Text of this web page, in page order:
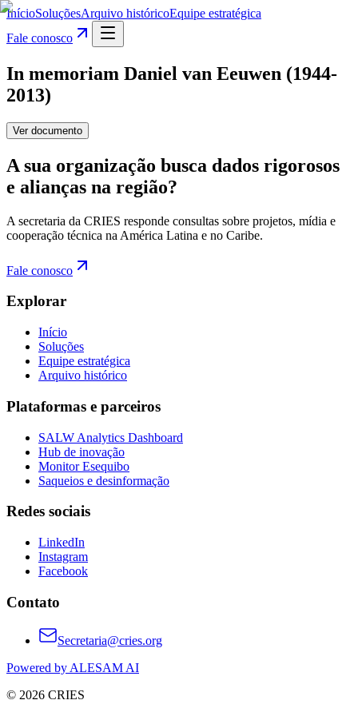
InícioSoluçõesArquivo históricoEquipe estratégica
Fale conosco
In memoriam Daniel van Eeuwen (1944-
2013)
Ver documento
A sua organização busca dados rigorosos
e alianças na região?
A secretaria da CRIES responde consultas sobre projetos, mídia e
cooperação técnica na América Latina e no Caribe.
Fale conosco
Explorar
Início
Soluções
Equipe estratégica
Arquivo histórico
Plataformas e parceiros
SALW Analytics Dashboard
Hub de inovação
Monitor Esequibo
Saqueios e desinformação
Redes sociais
LinkedIn
Instagram
Facebook
Contato
Secretaria@cries.org
Powered by ALESAM AI
© 2026 CRIES